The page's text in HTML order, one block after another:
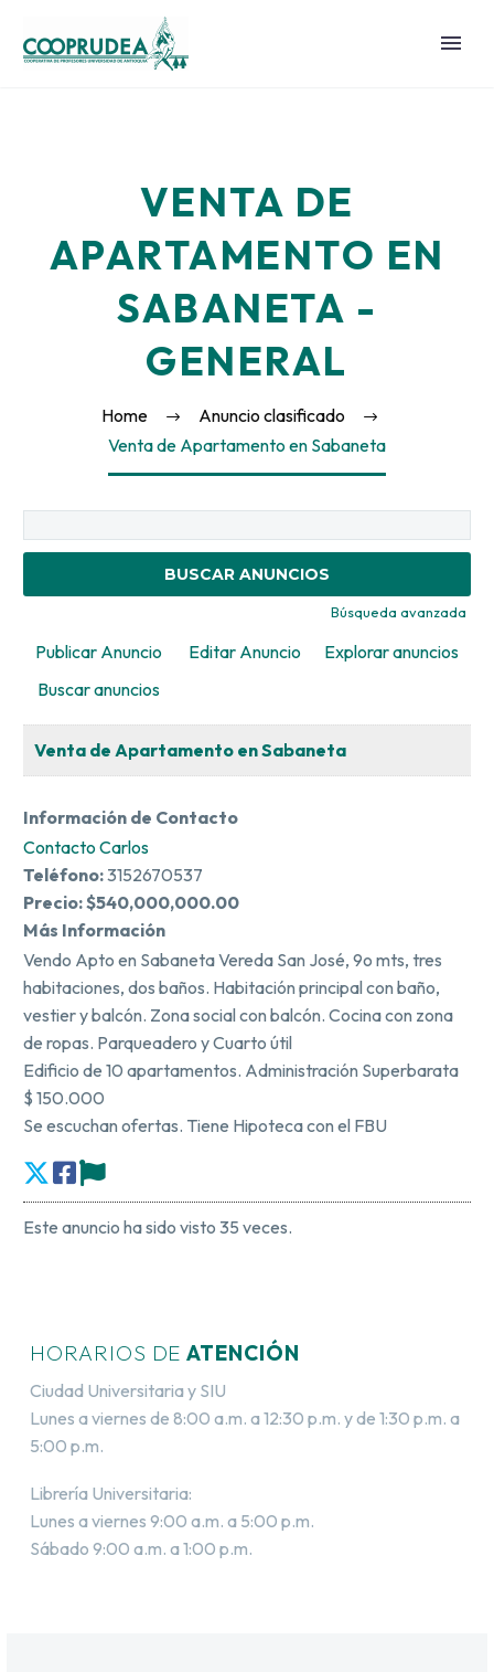
VENTA DE
APARTAMENTO EN
SABANETA -
GENERAL
Home
Anuncio clasificado
Venta de Apartamento en Sabaneta
Búsqueda avanzada
Publicar Anuncio Editar Anuncio
Explorar anuncios
Buscar anuncios
Venta de Apartamento en Sabaneta
Información de Contacto
Contacto Carlos
Teléfono:3152670537
Precio:$540,000,000.00
Más Información
Vendo Apto en Sabaneta Vereda San José, 9o mts, tres
habitaciones, dos baños. Habitación principal con baño,
vestier y balcón. Zona social con balcón. Cocina con zona
de ropas. Parqueadero y Cuarto útil
Edificio de 10 apartamentos. Administración Superbarata
$ 150.000
Se escuchan ofertas. Tiene Hipoteca con el FBU
Este anuncio ha sido visto 35 veces.
HORARIOS DEATENCIÓN
Ciudad Universitaria y SIU
Lunes a viernes de 8:00 a.m. a 12:30 p.m. y de 1:30 p.m. a
5:00 p.m.
Librería Universitaria:
Lunes a viernes 9:00 a.m. a 5:00 p.m.
Sábado 9:00 a.m. a 1:00 p.m.